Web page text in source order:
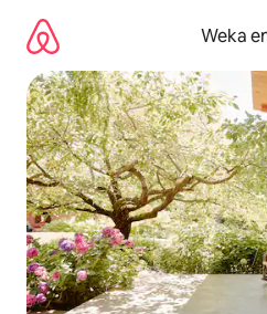
kwenda
kwenye
maudhui
Weka